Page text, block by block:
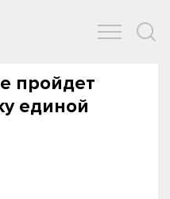
пройдет
единой